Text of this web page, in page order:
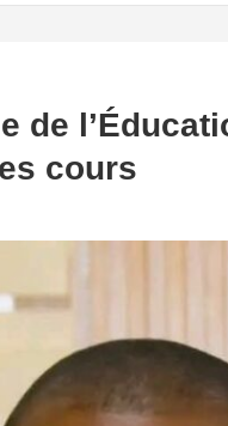
de
cours